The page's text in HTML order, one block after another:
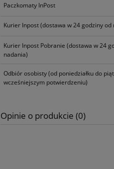
Naklejki Ozdobne - Zawijasy
Narożniki 1314 - srebrne
3,50 zł
Paczkomaty InPost
Kurier Inpost(dostawa w 24 godziny od
Kurier Inpost Pobranie (dostawa w 24
nadania)
Odbiór osobisty(od poniedziałku do
wcześniejszym potwierdzeniu)
Opinie o produkcie (0)